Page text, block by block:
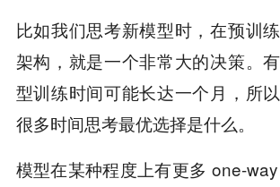
比如我们思考新模型时，在预训
架构，就是一个非常大的决策。
型训练时间可能长达一个月，所
很多时间思考最优选择是什么。
模型在某种程度上有更多 one-